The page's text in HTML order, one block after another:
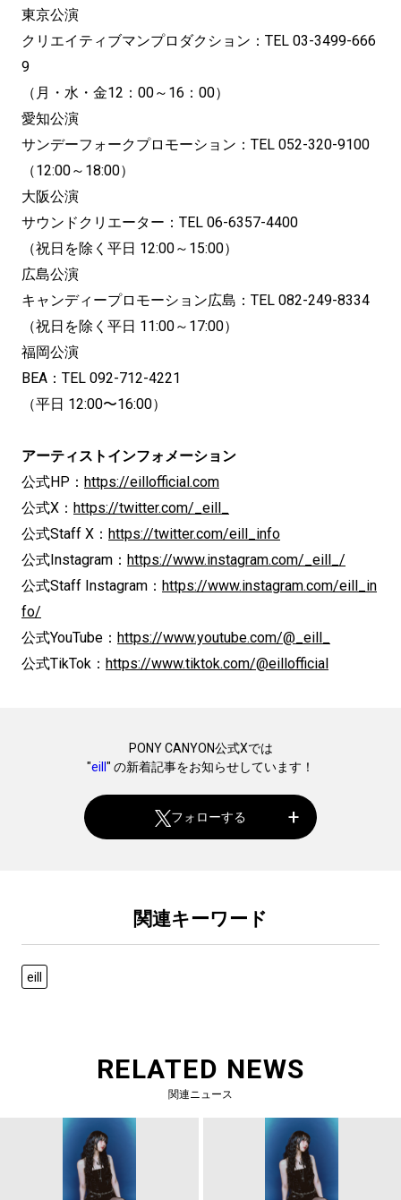
東京公演
クリエイティブマンプロダクション：TEL 03-3499-666
9
（月・水・金12：00～16：00）
愛知公演
サンデーフォークプロモーション：TEL 052-320-9100
（12:00～18:00）
大阪公演
サウンドクリエーター：TEL 06-6357-4400
（祝日を除く平日 12:00～15:00）
広島公演
キャンディープロモーション広島：TEL 082-249-8334
（祝日を除く平日 11:00～17:00）
福岡公演
BEA：TEL 092-712-4221
（平日 12:00〜16:00）
アーティストインフォメーション
公式HP： https://eillofficial.com
公式X： https://twitter.com/_eill_
公式Staff X： https://twitter.com/eill_info
公式Instagram： https://www.instagram.com/_eill_/
公式Staff Instagram： https://www.instagram.com/eill_in
fo/
公式YouTube： https://www.youtube.com/@_eill_
公式TikTok： https://www.tiktok.com/@eillofficial
PONY CANYON公式Xでは
"eill " の新着記事をお知らせしています！
フォローする
関連キーワード
eill
RELATED NEWS
関連ニュース